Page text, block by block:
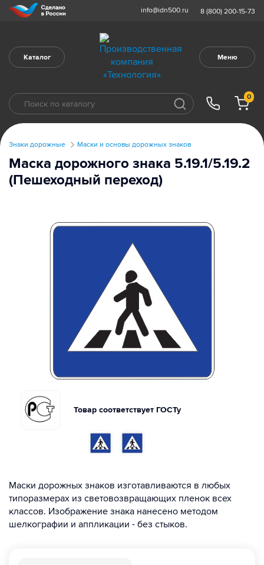
info@idn500.ru 8 (800) 200-15-73
Каталог Меню
0
Знаки дорожные Маски и основы дорожных знаков
Маска дорожного знака 5.19.1/5.19.2
(Пешеходный переход)
Товар соответствует ГОСТу
Маски дорожных знаков изготавливаются в любых
типоразмерах из световозвращающих пленок всех
классов. Изображение знака нанесено методом
шелкографии и аппликации - без стыков.